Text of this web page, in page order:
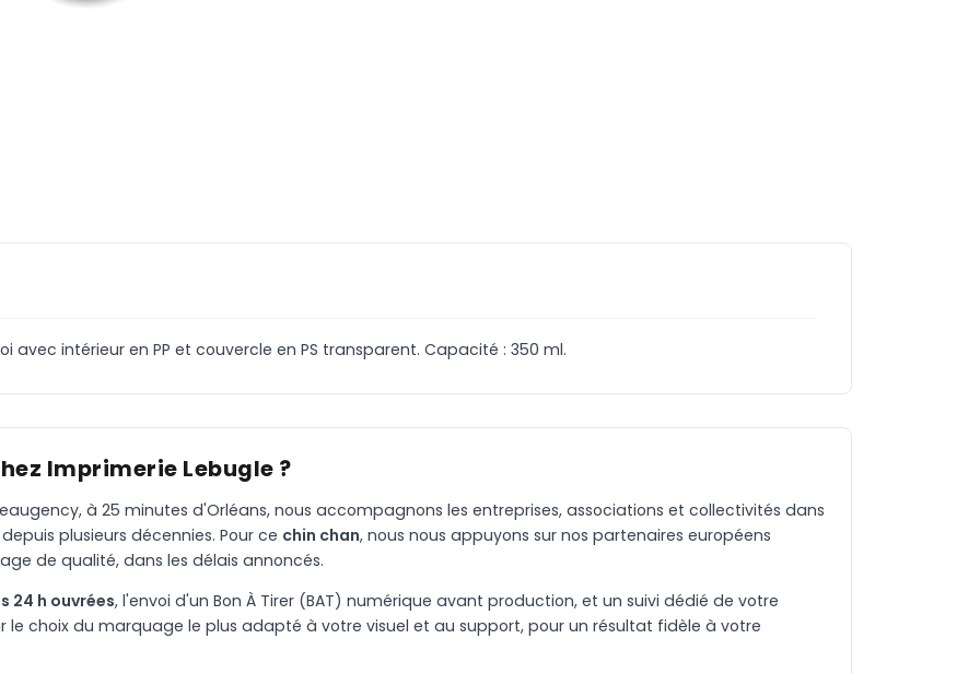
avec intérieur en PP et couvercle en PS transparent. Capacité : 350 ml.
Imprimerie Lebugle ?
à 25 minutes d'Orléans, nous accompagnons les entreprises, associations et collectivités dans
plusieurs décennies. Pour ce chin chan, nous nous appuyons sur nos partenaires européens
de qualité, dans les délais annoncés.
24 h ouvrées, l'envoi d'un Bon À Tirer (BAT) numérique avant production, et un suivi dédié de votre
le choix du marquage le plus adapté à votre visuel et au support, pour un résultat fidèle à votre